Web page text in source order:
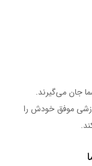
جان می‌گیرند.
موفق خودش را